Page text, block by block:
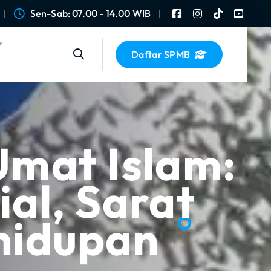
Sen-Sab: 07.00 - 14.00 WIB
Daftar SPMB
Islam:
Sarat